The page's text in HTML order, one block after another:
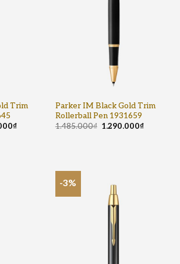
Trim
₫
Parker IM Black Gold Trim
Rollerball Pen 1931659
1.485.000₫ 1.290.000₫
-3%